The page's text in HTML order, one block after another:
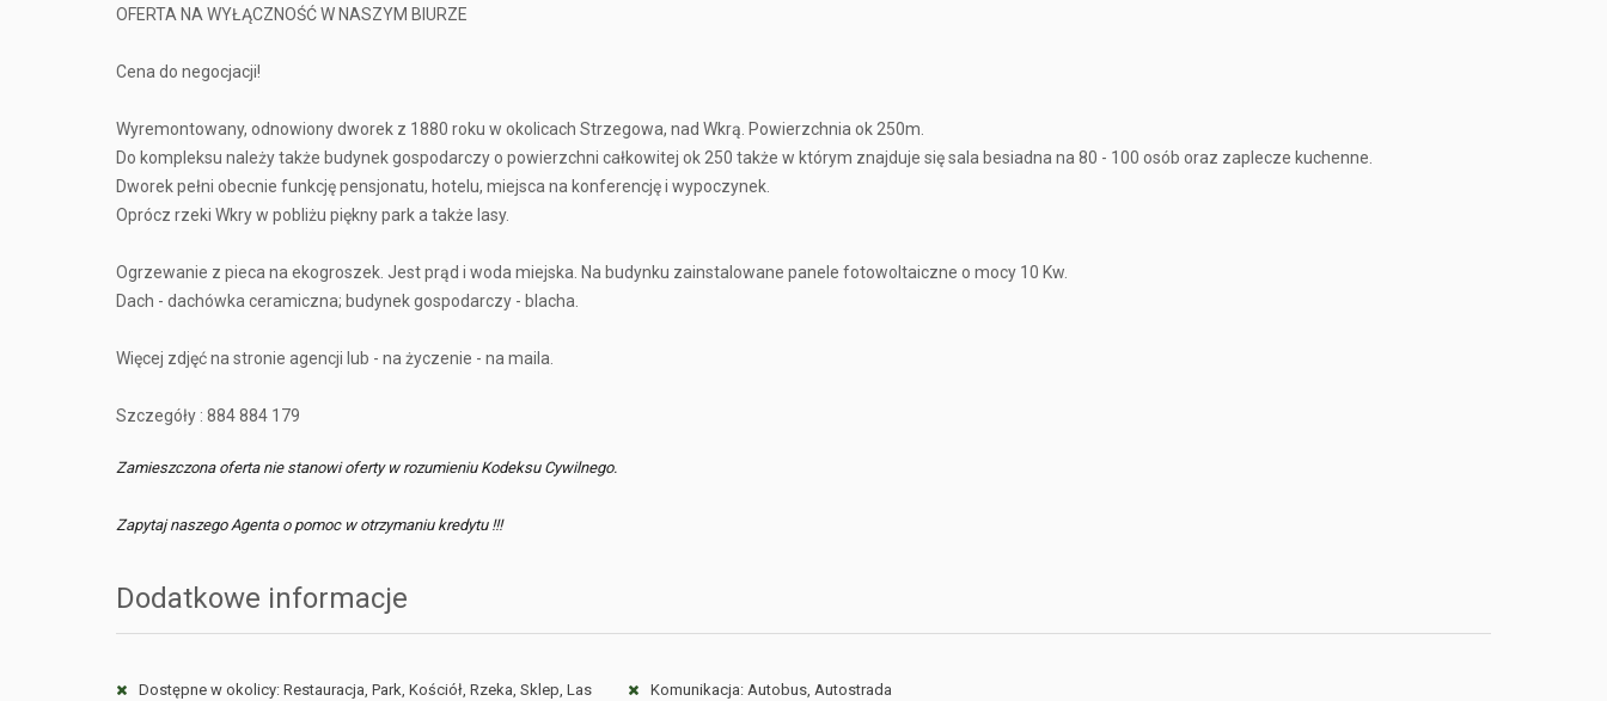
OFERTA NA WYŁĄCZNOŚĆ W NASZYM BIURZE
Cena do negocjacji!
Wyremontowany, odnowiony dworek z 1880 roku w okolicach Strzegowa, nad Wkrą. Powierzchnia ok 250m.
Do kompleksu należy także budynek gospodarczy o powierzchni całkowitej ok 250 także w którym znajduje się sala besiadna na 80 - 100 osób oraz zaplecze kuchenne.
Dworek pełni obecnie funkcję pensjonatu, hotelu, miejsca na konferencję i wypoczynek.
Oprócz rzeki Wkry w pobliżu piękny park a także lasy.
Ogrzewanie z pieca na ekogroszek. Jest prąd i woda miejska. Na budynku zainstalowane panele fotowoltaiczne o mocy 10 Kw.
Dach - dachówka ceramiczna; budynek gospodarczy - blacha.
Więcej zdjęć na stronie agencji lub - na życzenie - na maila.
Szczegóły : 884 884 179
Zamieszczona oferta nie stanowi oferty w rozumieniu Kodeksu Cywilnego.
Zapytaj naszego Agenta o pomoc w otrzymaniu kredytu !!!
Dodatkowe informacje
Dostępne w okolicy: Restauracja, Park, Kościół, Rzeka, Sklep, Las Komunikacja: Autobus, Autostrada